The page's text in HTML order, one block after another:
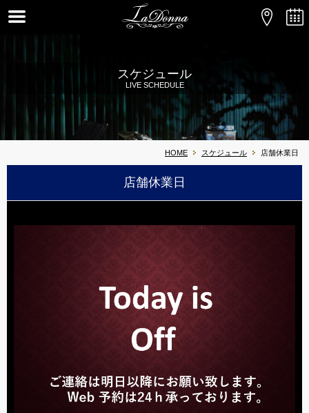
スケジュール
LIVE SCHEDULE
HOME スケジュール 店舗休業日
店舗休業日